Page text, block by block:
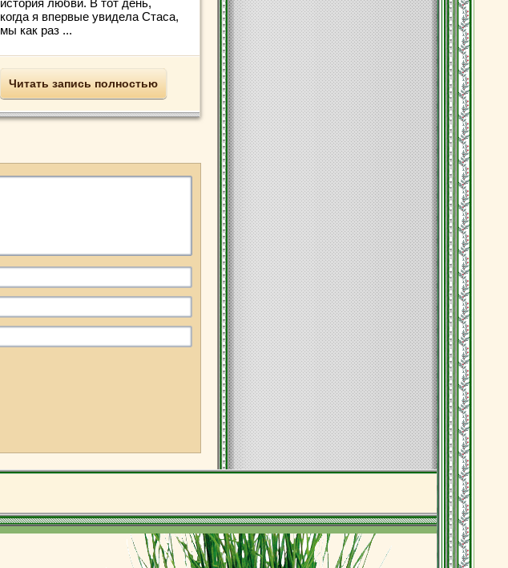
история любви. В тот день,
когда я впервые увидела Стаса,
мы как раз ...
Читать запись полностью